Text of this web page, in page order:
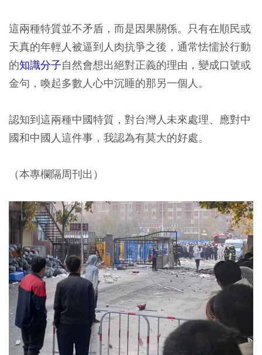
這兩種特質並不矛盾，而是因果關係。只有在順民或
天真的年輕人被逼到人肉抗爭之後，通常怯懦於行動
的知識分子自然會想出絕對正義的理由，變成口號或
金句，喚起多數人心中沉睡的那另一個人。
認知到這兩種中國特質，對台灣人未來處理、應對中
國和中國人這件事，我認為有莫大的好處。
（本專欄隔周刊出）